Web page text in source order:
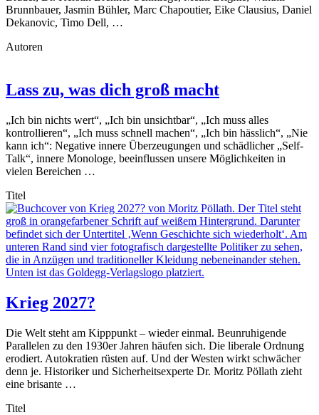
Brunnbauer, Jasmin Bühler, Marc Chapoutier, Eike Clausius, Daniel
Dekanovic, Timo Dell, …
Autoren
Lass zu, was dich groß macht
„Ich bin nichts wert“, „Ich bin unsichtbar“, „Ich muss alles
kontrollieren“, „Ich muss schnell machen“, „Ich bin hässlich“, „Nie
kann ich“: Negative innere Überzeugungen und schädlicher „Self-
Talk“, innere Monologe, beeinflussen unsere Möglichkeiten in
vielen Bereichen …
Titel
Krieg 2027?
Die Welt steht am Kipppunkt – wieder einmal. Beunruhigende
Parallelen zu den 1930er Jahren häufen sich. Die liberale Ordnung
erodiert. Autokratien rüsten auf. Und der Westen wirkt schwächer
denn je. Historiker und Sicherheitsexperte Dr. Moritz Pöllath zieht
eine brisante …
Titel